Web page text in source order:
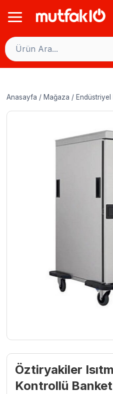
Anasayfa / Mağaza /
Öztiryakiler
Kontrollü Banket